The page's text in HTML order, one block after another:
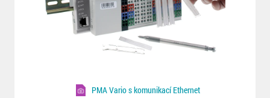
PMA Vario s komunikací Ethernet